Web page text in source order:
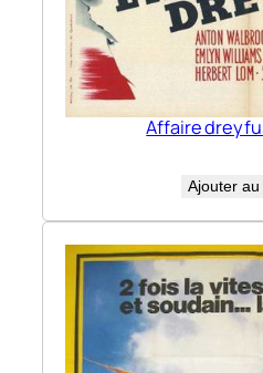
Affaire
Ajouter